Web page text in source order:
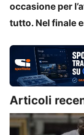
occasione per
tutto. Nel finale
Articoli